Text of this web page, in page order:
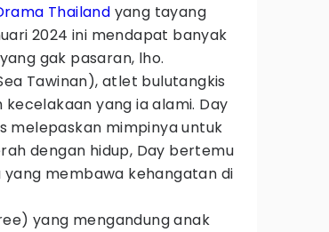
Thailand yang tayang
2024 ini mendapat banyak
gak pasaran, lho.
Tawinan), atlet bulutangkis
yang ia alami. Day
melepaskan mimpinya untuk
dengan hidup, Day bertemu
membawa kehangatan di
yang mengandung anak